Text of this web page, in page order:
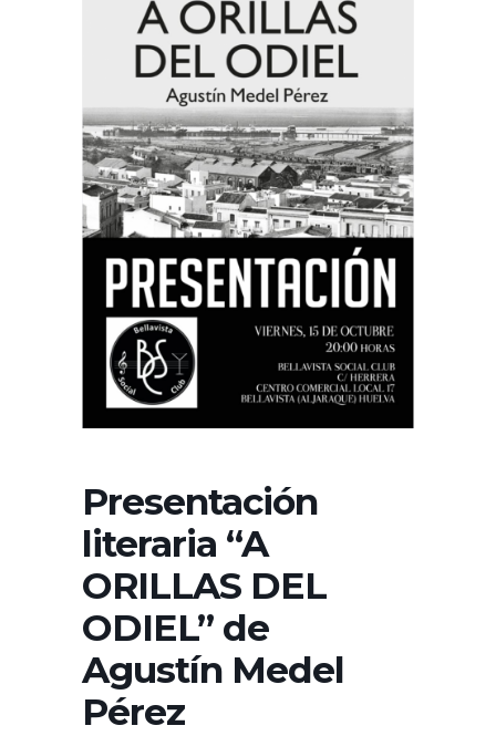
Presentación
literaria “A
ORILLAS DEL
ODIEL” de
Agustín Medel
Pérez